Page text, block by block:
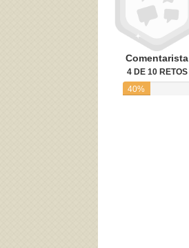
Comentarista
4 DE 10 RETOS
40%